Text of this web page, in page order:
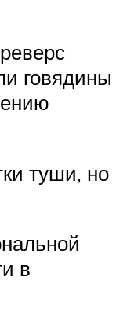
говядины
туши, но
в